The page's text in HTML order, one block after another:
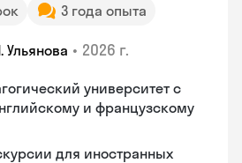
3 года опыта
Ульянова • 2026 г.
университет с
и французскому
для иностранных